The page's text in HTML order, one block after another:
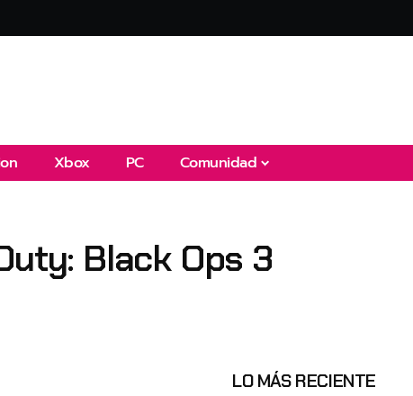
Xbox PC Comunidad
Black Ops 3
LO MÁS RECIENTE